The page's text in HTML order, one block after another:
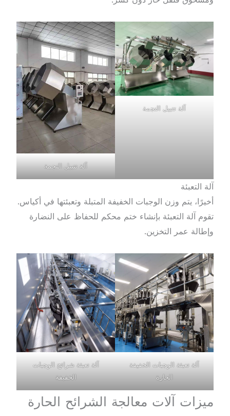
آلة تتبيل النجمة
آلة تتبيل النجمة
آلة التعبئة
أخيرًا، يتم وزن الوجبات الخفيفة المتبلة وتعبئتها في أكياس.
تقوم آلة التعبئة بإنشاء ختم محكم للحفاظ على النضارة
وإطالة عمر التخزين.
آلة تعبئة الوجبات الخفيفة
الحارة
آلة تعبئة شرائح الوجبات
الخفيفة
ميزات آلات معالجة الشرائح الحارة